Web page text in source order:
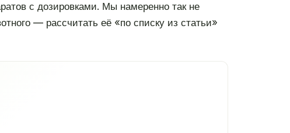
с дозировками. Мы намеренно так не
— рассчитать её «по списку из статьи»